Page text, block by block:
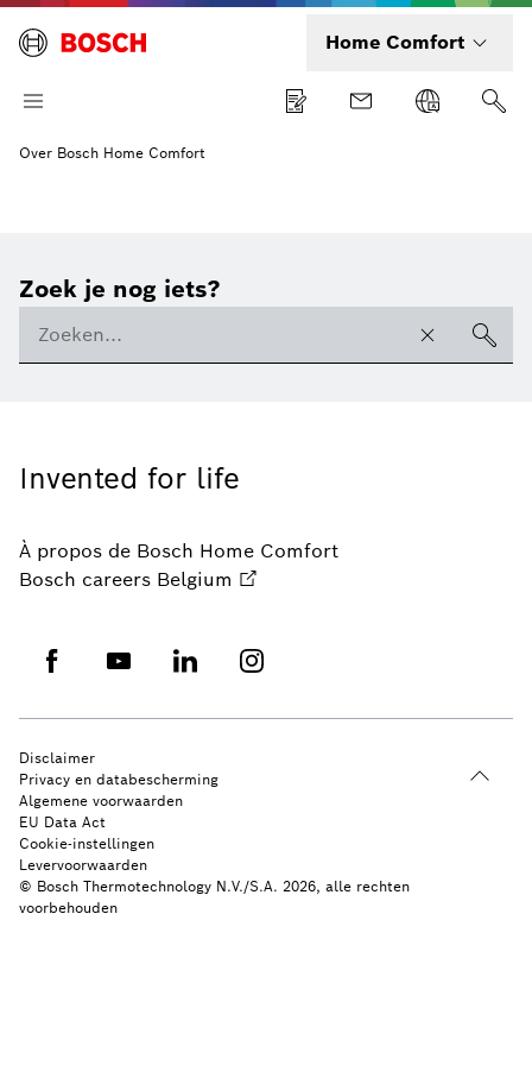
Home Comfort
Over Bosch Home Comfort
Zoek je nog iets?
Invented for life
À propos de Bosch Home Comfort
Bosch careers Belgium
© Bosch Thermotechnology N.V./S.A. 2026, alle rechten
voorbehouden
Disclaimer
Privacy en databescherming
Algemene voorwaarden
EU Data Act
Cookie-instellingen
Levervoorwaarden